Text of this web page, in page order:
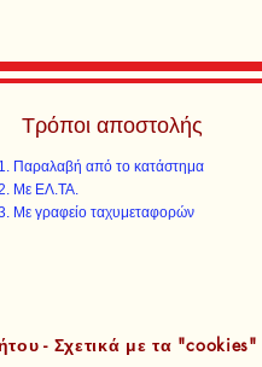
Τρόποι αποστολής
Παραλαβή από το κατάστημα
Με ΕΛ.ΤΑ.​​
Με γραφείο ταχυμεταφορών​
- Σχετικά με τα "cookies"